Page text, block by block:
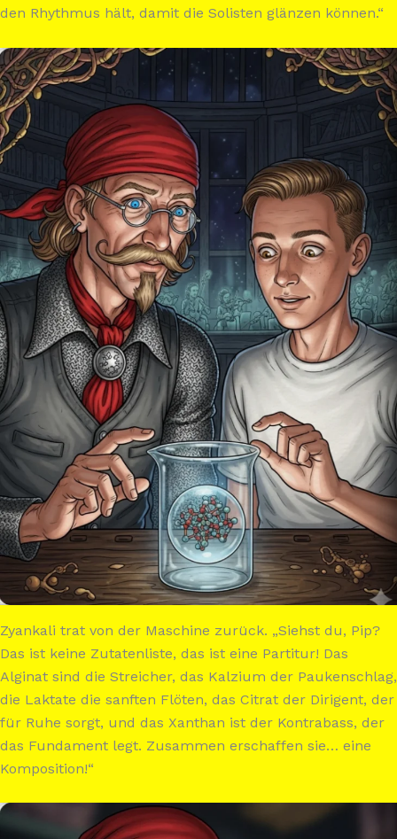
den Rhythmus hält, damit die Solisten glänzen können.“
Zyankali trat von der Maschine zurück. „Siehst du, Pip?
Das ist keine Zutatenliste, das ist eine Partitur! Das
Alginat sind die Streicher, das Kalzium der Paukenschlag,
die Laktate die sanften Flöten, das Citrat der Dirigent, der
für Ruhe sorgt, und das Xanthan ist der Kontrabass, der
das Fundament legt. Zusammen erschaffen sie… eine
Komposition!“